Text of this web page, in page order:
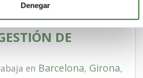
Denegar
DE
en Barcelona, Girona,